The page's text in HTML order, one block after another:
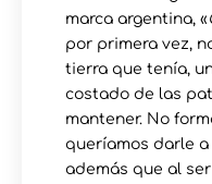
marca argentina, «
por primera vez,
tierra que tenía,
costado de las
mantener. No
queríamos darle
además que al